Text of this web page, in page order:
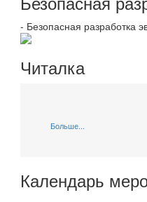
- Безопасная разработка
Читалка
Больше...
Календарь